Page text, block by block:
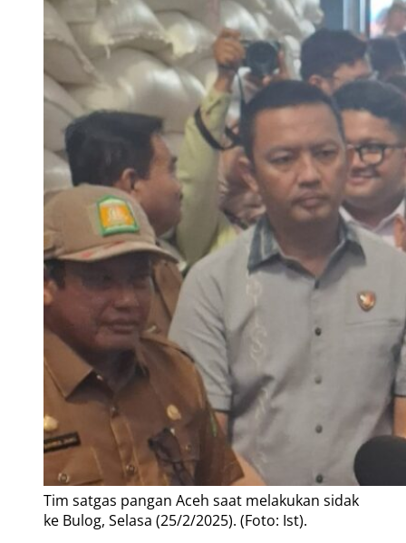
Tim satgas pangan Aceh saat melakukan sidak
ke Bulog, Selasa (25/2/2025). (Foto: Ist).